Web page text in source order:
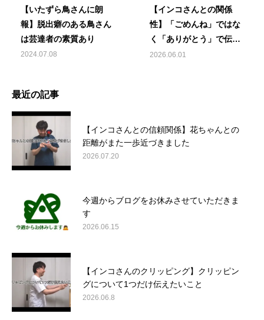
【いたずら鳥さんに朗
報】脱出癖のある鳥さん
は芸達者の素質あり
2024.07.08
【インコさんとの関係
性】「ごめんね」ではな
く「ありがとう」で伝え
る
2026.06.01
最近の記事
【インコさんとの信頼関係】花ちゃんとの
距離がまた一歩近づきました
2026.07.20
今週からブログをお休みさせていただきま
す
2026.06.15
【インコさんのクリッピング】クリッピン
グについて1つだけ伝えたいこと
2026.06.8